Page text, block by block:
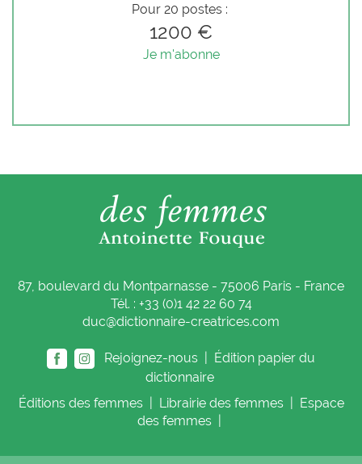
Pour 20 postes :
1200 €
Je m'abonne
87, boulevard du Montparnasse - 75006 Paris - France
Tél. : +33 (0)1 42 22 60 74
duc@dictionnaire-creatrices.com
Rejoignez-nous |
Édition papier du
dictionnaire
Éditions des femmes Librairie des femmes
Espace
des femmes